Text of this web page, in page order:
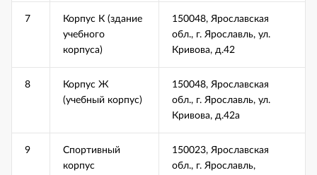
7
Корпус К (здание
учебного
корпуса)
150048, Ярославская
обл., г. Ярославль, ул.
Кривова, д.42
8
Корпус Ж
(учебный корпус)
150048, Ярославская
обл., г. Ярославль, ул.
Кривова, д.42а
9
Спортивный
корпус
150023, Ярославская
обл., г. Ярославль,